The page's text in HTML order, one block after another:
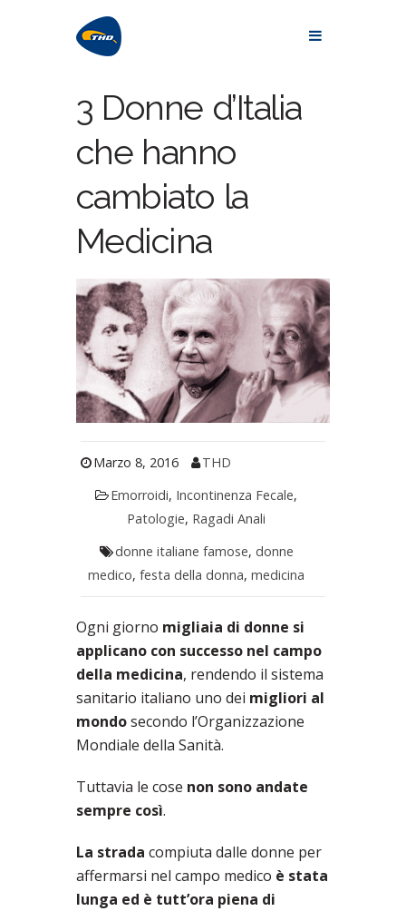
3 Donne d’Italia
che hanno
cambiato la
Medicina
Marzo 8, 2016
THD
Emorroidi, Incontinenza Fecale,
Patologie, Ragadi Anali
donne italiane famose, donne
medico,festa della donna,medicina
Ogni giorno migliaia di donne si
applicano con successo nel campo
della medicina, rendendo il sistema
sanitario italiano uno dei migliori al
mondosecondo l’Organizzazione
Mondiale della Sanità.
Tuttavia le cose non sono andate
sempre così.
La strada compiuta dalle donne per
affermarsi nel campo medico è stata
lunga ed è tutt’ora piena di